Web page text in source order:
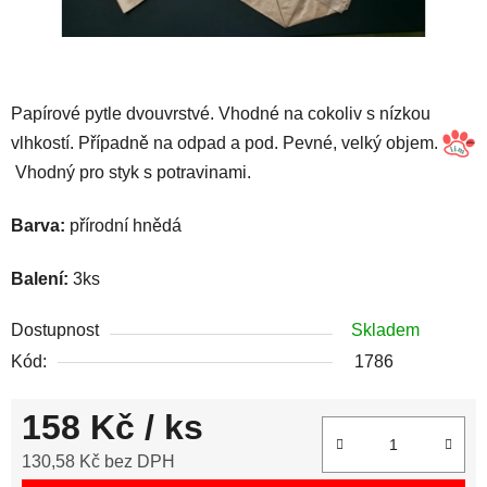
Papírové pytle dvouvrstvé. Vhodné na cokoliv s nízkou
vlhkostí. Případně na odpad a pod. Pevné, velký objem.
Vhodný pro styk s potravinami.
Barva: přírodní hnědá
Balení: 3ks
Dostupnost
Skladem
Kód:
1786
158 Kč / ks
130,58 Kč bez DPH